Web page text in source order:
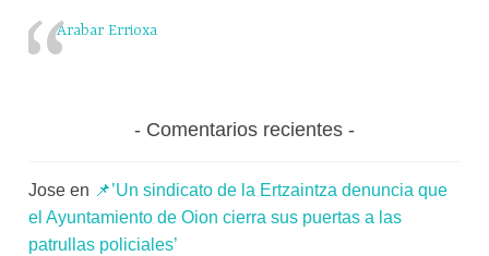
Arabar Errioxa
Comentarios recientes
Jose en 📌’Un sindicato de la Ertzaintza denuncia que
el Ayuntamiento de Oion cierra sus puertas a las
patrullas policiales’